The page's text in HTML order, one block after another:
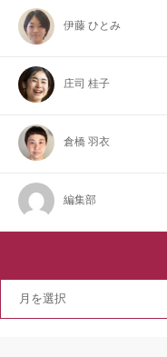
伊藤 ひとみ
庄司 桂子
倉橋 羽衣
編集部